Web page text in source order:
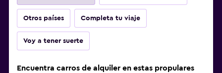
Otros países Completa tu viaje
Voy a tener suerte
Encuentra carros de alquiler en estas propulares